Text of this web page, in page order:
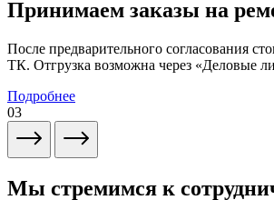
Принимаем заказы на
После предварительного согласования
ТК. Отгрузка возможна через
Подробнее
03
Мы стремимся к